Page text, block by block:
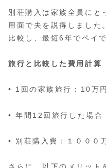
別荘購入は家族全員にと
用面で夫を説得しました
比較し、最短6年でペイ
旅行と比較した費用計算
• 1回の家族旅行：10万円
• 年間12回旅行した場合
• 別荘購入費：１０００